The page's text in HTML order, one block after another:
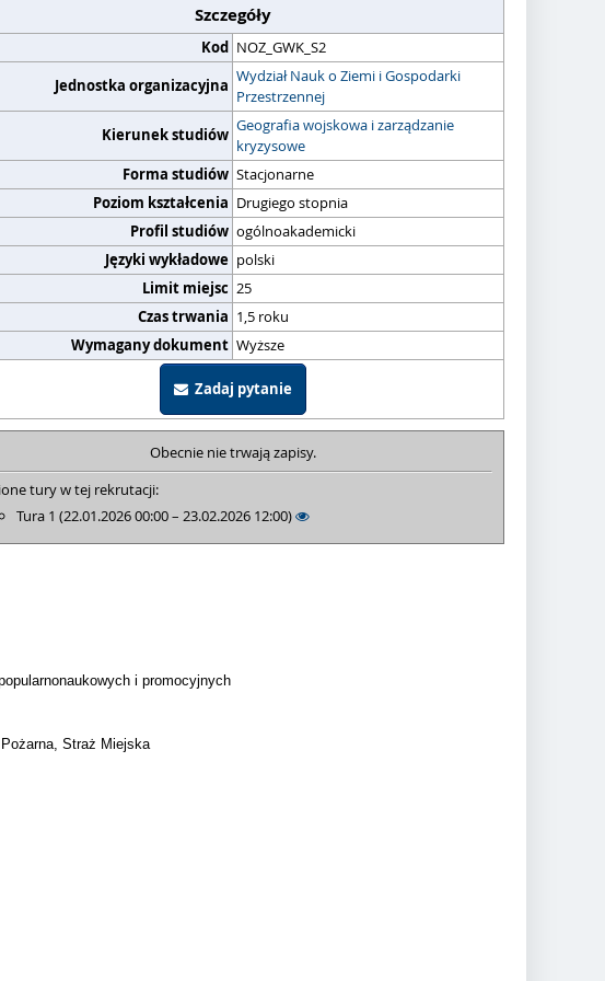
Szczegóły
Kod NOZ_GWK_S2
Jednostka organizacyjna Wydział Nauk o Ziemi i Gospodarki
Przestrzennej
Kierunek studiów Geografia wojskowa i zarządzanie
kryzysowe
Forma studiów Stacjonarne
Poziom kształcenia Drugiego stopnia
Profil studiów ogólnoakademicki
Języki wykładowe polski
Limit miejsc 25
Czas trwania 1,5 roku
Wymagany dokument Wyższe
Zadaj pytanie
Obecnie nie trwają zapisy.
tury w tej rekrutacji:
Tura 1 (22.01.2026 00:00 – 23.02.2026 12:00)
i promocyjnych
Straż Miejska